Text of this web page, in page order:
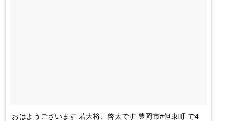
おはようございます 若大将、啓太です 豊岡市#但東町 で4